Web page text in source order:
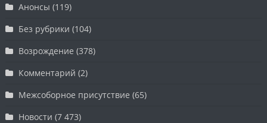
Анонсы (119)
Без рубрики (104)
Возрождение (378)
Комментарий (2)
Межсоборное присутствие (65)
Новости (7 473)